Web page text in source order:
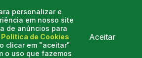
personalizar e
em nosso site
de anúncios para
Política de Cookies
clicar em "aceitar"
o uso que fazemos
Aceitar